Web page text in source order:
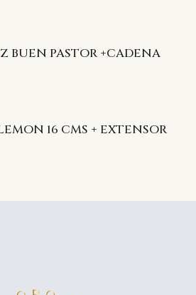
BUEN PASTOR +CADENA
16 CMS + EXTENSOR